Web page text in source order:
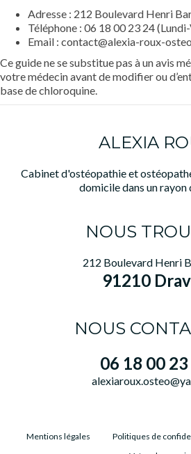
Adresse : 212 Boulevard Henri
Téléphone : 06 18 00 23 24
Email : contact@alexia-roux-
Ce guide ne se substitue pas à un avis
votre médecin avant de modifier ou
base de chloroquine.
ALEXIA
Cabinet d'ostéopathie et
domicile dans un rayon
NOUS
212 Boulevard Henri
91210
NOUS
06 18 00
Mentions légales Politiques de